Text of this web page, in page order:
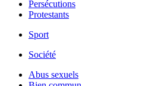
Persécutions
Protestants
Sport
Société
Abus sexuels